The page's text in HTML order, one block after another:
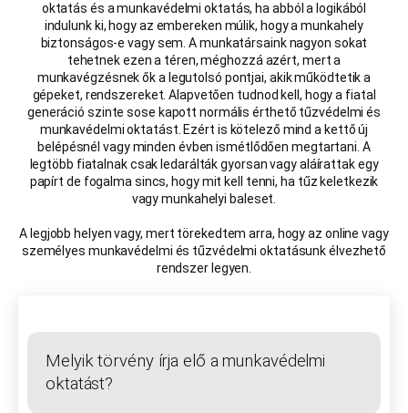
oktatás és a munkavédelmi oktatás, ha abból a logikából
indulunk ki, hogy az embereken múlik, hogy a munkahely
biztonságos-e vagy sem. A munkatársaink nagyon sokat
tehetnek ezen a téren, méghozzá azért, mert a
munkavégzésnek ők a legutolsó pontjai, akik működtetik a
gépeket, rendszereket. Alapvetően tudnod kell, hogy a fiatal
generáció szinte sose kapott normális érthető tűzvédelmi és
munkavédelmi oktatást. Ezért is kötelező mind a kettő új
belépésnél vagy minden évben ismétlődően megtartani. A
legtöbb fiatalnak csak ledarálták gyorsan vagy aláírattak egy
papírt de fogalma sincs, hogy mit kell tenni, ha tűz keletkezik
vagy munkahelyi baleset.
A legjobb helyen vagy, mert törekedtem arra, hogy az online vagy
személyes munkavédelmi és tűzvédelmi oktatásunk élvezhető
rendszer legyen.
Melyik törvény írja elő a munkavédelmi
oktatást?